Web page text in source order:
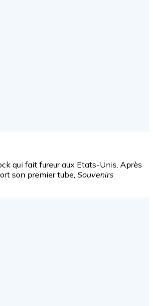
qui fait fureur aux Etats-Unis. Après
son premier tube, Souvenirs